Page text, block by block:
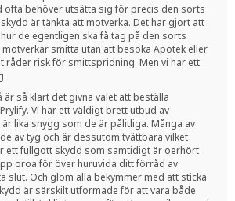
ofta behöver utsätta sig för precis den sorts
är tänkta att motverka. Det har gjort att
de egentligen ska få tag på den sorts
smitta utan att besöka Apotek eller
råder risk för smittspridning. Men vi har ett
så klart det givna valet att beställa
Vi har ett väldigt brett utbud av
lika snygg som de är pålitliga. Många av
av tyg och är dessutom tvättbara vilket
ett fullgott skydd som samtidigt är oerhört
oroa för över huruvida ditt förråd av
slut. Och glöm alla bekymmer med att sticka
är särskilt utformade för att vara både